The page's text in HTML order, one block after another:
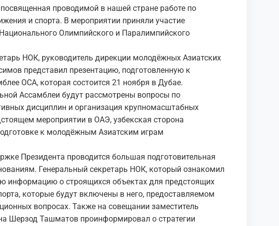
проводимой в нашей стране работе по
и спорта. В мероприятии приняли участие
Олимпийского и Паралимпийского
НОК, руководитель дирекции молодёжных Азиатских
представил презентацию, подготовленную к
ОСА, которая состоится 21 ноября в Дубае.
Ассамблеи будут рассмотрены вопросы по
дисциплин и организация крупномасштабных
мероприятии в ОАЭ, узбекская сторона
к молодёжным Азиатским играм
Президента проводится большая подготовительная
Генеральный секретарь НОК, который ознакомил
информацию о строящихся объектах для предстоящих
которые будут включены в него, предоставляемом
вопросах. Также на совещании заместитель
Шерзод Ташматов проинформировал о стратегии